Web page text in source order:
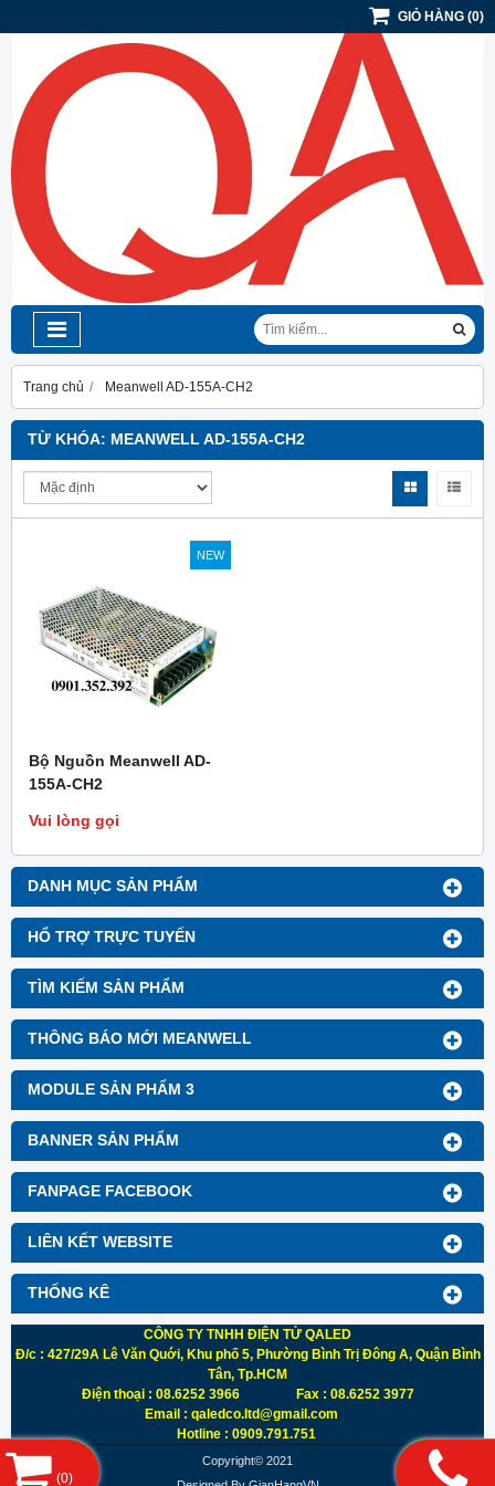
GIỎ HÀNG (0)
Trang chủ Meanwell AD-155A-CH2
DANH MỤC SẢN PHẨM
HỔ TRỢ TRỰC TUYẾN
TÌM KIẾM SẢN PHẨM
THÔNG BÁO MỚI MEANWELL
MODULE SẢN PHẨM 3
BANNER SẢN PHẨM
FANPAGE FACEBOOK
LIÊN KẾT WEBSITE
THỐNG KÊ
TỪ KHÓA: MEANWELL AD-155A-CH2
NEW
Bộ Nguồn Meanwell AD-
155A-CH2
Vui lòng gọi
CÔNG TY TNHH ĐIỆN TỬ QALED
Đ/c : 427/29A Lê Văn Quới, Khu phố 5, Phường Bình Trị Đông A, Quận Bình
Tân, Tp.HCM
Điện thoại : 08.6252 3966 Fax : 08.6252 3977
Email : qaledco.ltd@gmail.com
Hotline : 0909.791.751
Copyright© 2021
(0)